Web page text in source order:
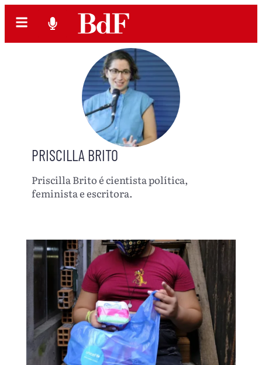
PRISCILLA BRITO
Priscilla Brito é cientista política,
feminista e escritora.